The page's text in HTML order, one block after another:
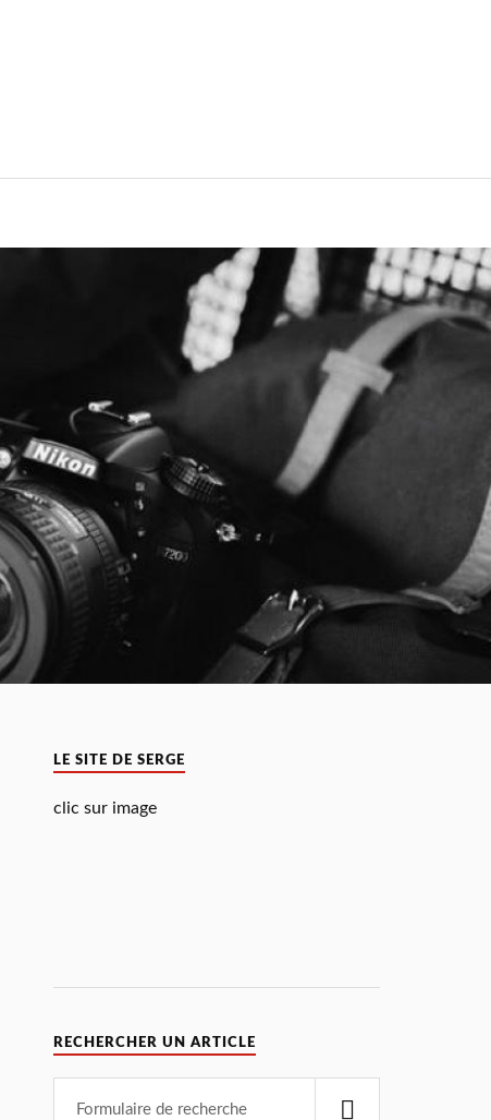
LE SITE DE SERGE
clic sur image
RECHERCHER UN ARTICLE